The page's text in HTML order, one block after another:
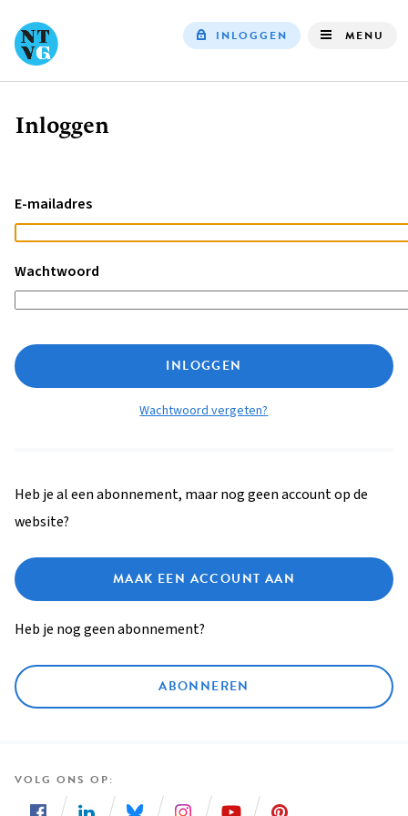
INLOGGEN MENU
Kruimelpad
Inloggen
E-mailadres
Wachtwoord
INLOGGEN
Wachtwoord vergeten?
Heb je al een abonnement, maar nog geen account op de
website?
MAAK EEN ACCOUNT AAN
Heb je nog geen abonnement?
ABONNEREN
VOLG ONS OP